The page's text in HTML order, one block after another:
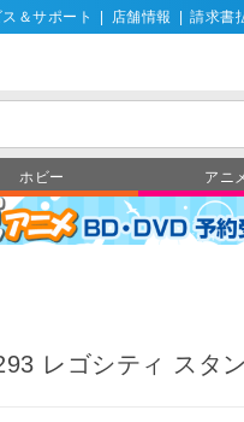
＆サポート 店舗情報 請求書
ホビー アニ
レゴシティ スタ